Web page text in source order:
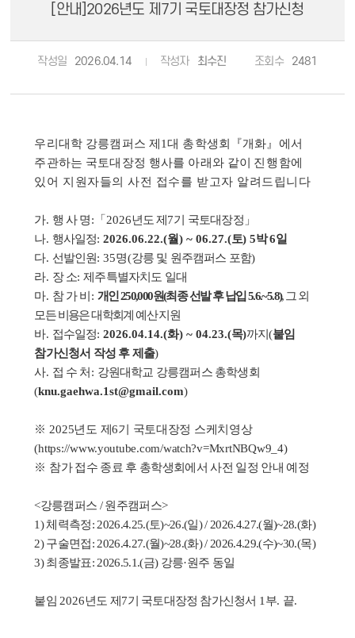
[안내]2026년도 제7기 국토대장정 참가신청
작성일 2026.04.14 작성자 최수진 조회수 2481
우리대학 강릉캠퍼스 제 1대 총학생회 『개화 』 에서
주관하는 국토대장정 행사를 아래와 같이
진행함에
있어 지원자들의 사전 접수를 받고자 알려드립니다
가. 행 사 명: 「 2026년도 제 7기 국토대장정 」
나. 행사일정:2026.06.22.(월) ~ 06.27.(토) 5박6일
다. 선발인원: 35명(강릉 및 원주캠퍼스 포함)
라. 장 소:제주특별자치도 일대
마. 참 가 비 : 개인 250,000원(최종 선발 후 납입5.6.~5.8), 그 외
모든 비용은 대학회계 예산 지원
바. 접수일정:2026.04.14.(화) ~ 04.23.(목)까지(붙임
참가신청서 작성 후 제출)
사. 접 수 처 : 강원대학교 강릉캠퍼스 총학생회
(knu.gaehwa.1st@gmail.com)
※ 2025년도 제6기 국토대장정 스케치영상
(https://www.youtube.com/watch?v=MxrtNBQw9_4)
※ 참가 접수 종료 후 총학생회에서 사전 일정 안내 예정
<강릉캠퍼스 /원주캠퍼스>
1)체력측정: 2026.4.25.(토)~26.(일) / 2026.4.27.(월)~28.(화)
2)구술면접: 2026.4.27.(월)~28.(화) / 2026.4.29.(수)~30.(목)
3)최종발표: 2026.5.1.(금) 강릉·원주 동일
붙임 2026년도 제 7기 국토대장정 참가신청서 1 부. 끝.